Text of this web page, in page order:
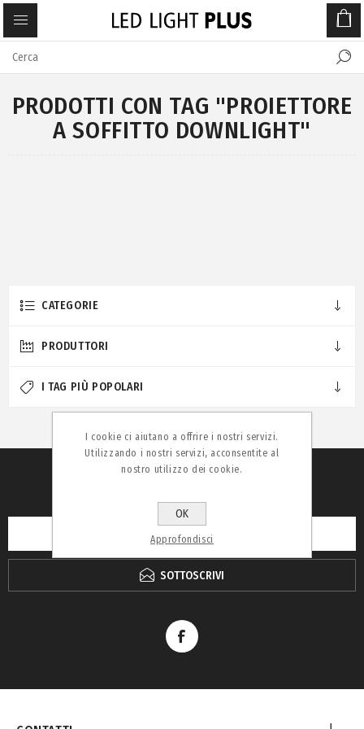
PRODOTTI CON TAG "PROIETTORE
A SOFFITTO DOWNLIGHT"
CATEGORIE
PRODUTTORI
I TAG PIÙ POPOLARI
SOTTOSCRIVI
I cookie ci aiutano a offrire i nostri servizi.
Utilizzando i nostri servizi, acconsentite al
nostro utilizzo dei cookie.
OK
Approfondisci